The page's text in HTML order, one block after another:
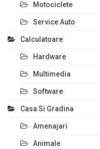
Motociclete
Service Auto
Calculatoare
Hardware
Multimedia
Software
Casa Si Gradina
Amenajari
Animale